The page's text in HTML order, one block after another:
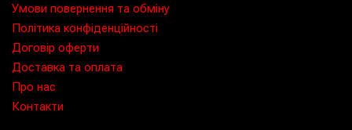
Умови повернення та обміну
Політика конфіденційності
Договір оферти
Доставка та оплата
Про нас
Контакти